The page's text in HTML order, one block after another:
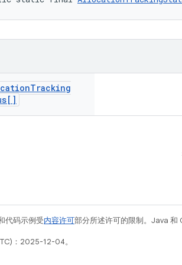
Tracking
代码示例受内容许可部分所述许可的限制。Java
：2025-12-04。